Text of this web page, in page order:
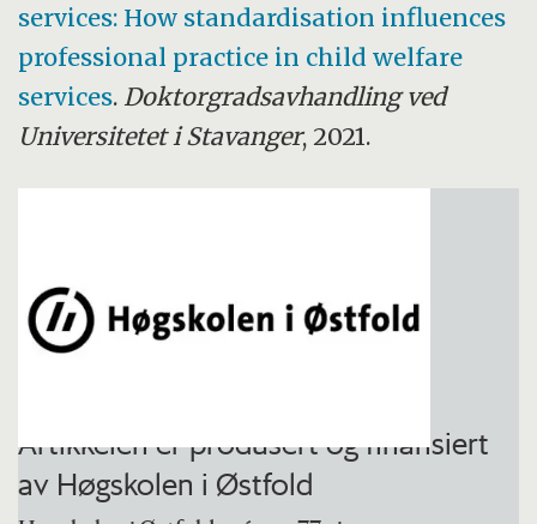
services: How standardisation influences
professional practice in child welfare
services. Doktorgradsavhandling ved
Universitetet i Stavanger, 2021.
Artikkelen er produsert og finansiert
av Høgskolen i Østfold